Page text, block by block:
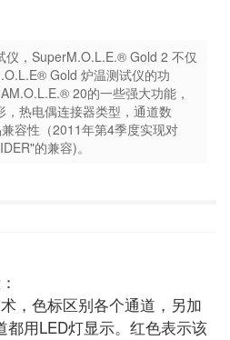
仪，SuperM.O.L.E.® Gold 2 不仅
Gold 炉温测试仪的功
20的一些强大功能，
，热电偶连接器类型，通道数
兼容性（2011年第4季度实现对
的兼容)。
，色标区别各个通道，另加
都用LED灯显示。红色表示该